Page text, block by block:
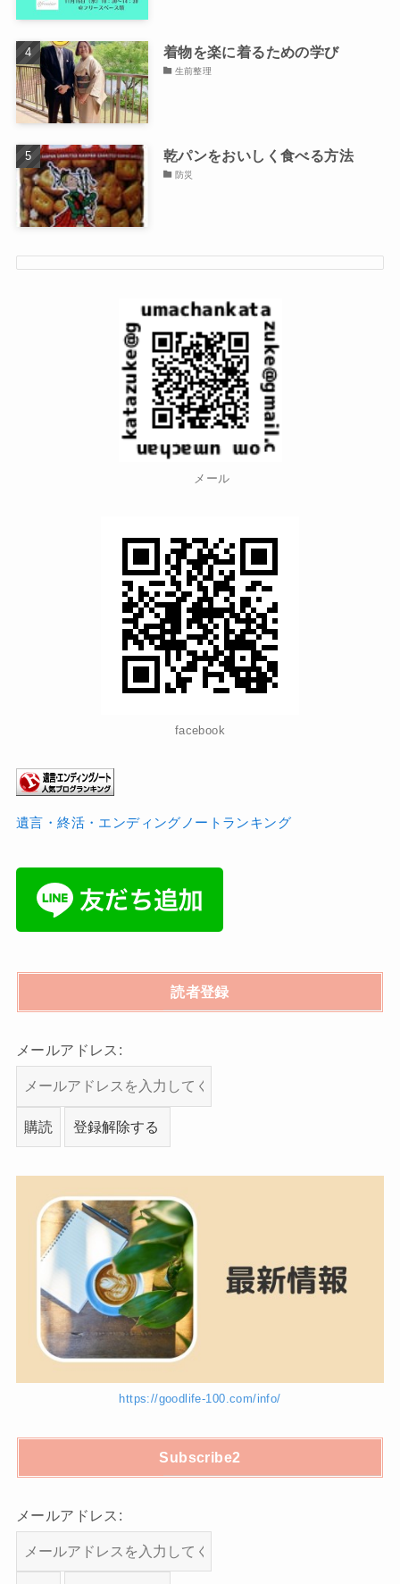
着物を楽に着るための学び
生前整理
乾パンをおいしく食べる方法
防災
メール
facebook
遺言・終活・エンディングノートランキング
読者登録
メールアドレス:
https://goodlife-100.com/info/
Subscribe2
メールアドレス: